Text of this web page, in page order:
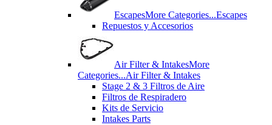
EscapesMore Categories...Escapes
Repuestos y Accesorios
Air Filter & IntakesMore
Categories...Air Filter & Intakes
Stage 2 & 3 Filtros de Aire
Filtros de Respiradero
Kits de Servicio
Intakes Parts